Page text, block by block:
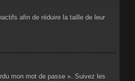
afin de réduire la taille de leur
mon mot de passe ». Suivez les